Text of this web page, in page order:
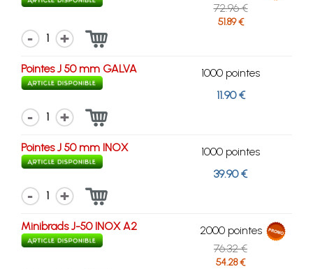
72.96 €
51.89 €
1
Pointes J 50 mm GALVA
1000 pointes
11.90 €
1
Pointes J 50 mm INOX
1000 pointes
39.90 €
1
Minibrads J-50 INOX A2
2000 pointes
76.32 €
54.28 €